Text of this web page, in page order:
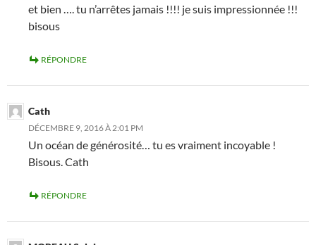
et bien …. tu n’arrêtes jamais !!!! je suis impressionnée !!!
bisous
RÉPONDRE
Cath
DÉCEMBRE 9, 2016 À 2:01 PM
Un océan de générosité… tu es vraiment incoyable !
Bisous. Cath
RÉPONDRE